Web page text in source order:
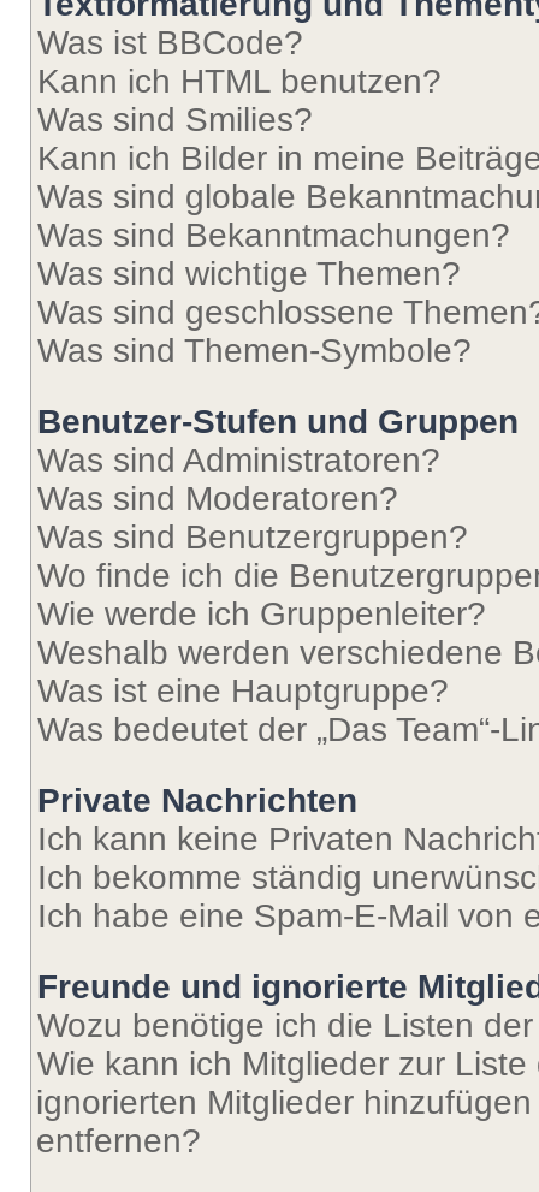
Was ist BBCode?
Kann ich HTML benutzen?
Was sind Smilies?
Kann ich Bilder in meine
Was sind globale
Was sind Bekanntmachungen?
Was sind wichtige Themen?
Was sind geschlossene
Was sind Themen-Symbole?
Benutzer-Stufen und Gruppen
Was sind Administratoren?
Was sind Moderatoren?
Was sind Benutzergruppen?
Wo finde ich die
Wie werde ich Gruppenleiter?
Weshalb werden verschiedene
Was ist eine Hauptgruppe?
Was bedeutet der „Das Team“-
Private Nachrichten
Ich kann keine Privaten
Ich bekomme ständig
Ich habe eine Spam-E-Mail von
Freunde und ignorierte
Wozu benötige ich die Listen
Wie kann ich Mitglieder zur
ignorierten Mitglieder
entfernen?